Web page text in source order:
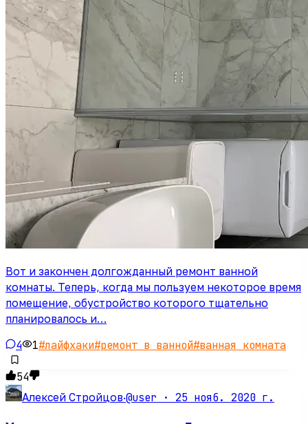
Вот и закончен долгожданный ремонт ванной
комнаты. Теперь, когда мы пользуем некоторое время
помещение, обустройство которого тщательно
планировалось и…
4 1#лайфхаки#ремонт в ванной#ванная комната
54
Алексей Стройцов·@user · 25 нояб. 2020 г.